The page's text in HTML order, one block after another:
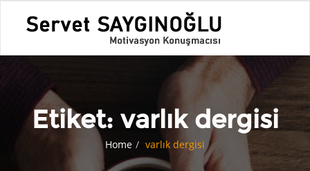
Etiket: varlık dergisi
Home varlık dergisi